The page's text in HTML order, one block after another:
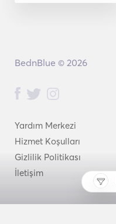
Yardım Merkezi
Hizmet Koşulları
Gizlilik Politikası
İletişim
BednBlue © 2026